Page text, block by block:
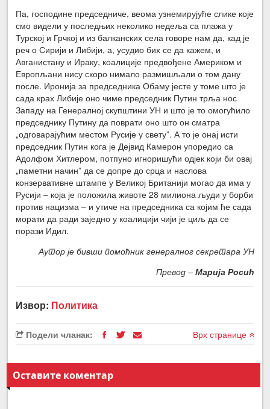
Па, господине председниче, веома узнемирујуће слике које
смо видели у последњих неколико недеља са плажа у
Турској и Грчкој и из балканских села говоре нам да, кад је
реч о Сирији и Либији, а, усудио бих се да кажем, и
Авганистану и Ираку, коалиције предвођене Америком и
Европљани нису скоро нимало размишљали о том дану
после. Иронија за председника Обаму јесте у томе што је
сада крах Либије оно чиме председник Путин трља нос
Западу на Генералној скупштини УН и што је то омогућило
председнику Путину да поврати оно што он сматра
„одговарајућим местом Русије у свету”. А то је онај исти
председник Путин кога је Дејвид Камерон упоредио са
Адолфом Хитлером, потпуно игноришући одјек који би овај
„паметни начин” да се допре до срца и наслова
конзервативне штампе у Великој Британији могао да има у
Русији – која је положила животе 28 милиона људи у борби
против нацизма – и утиче на председника са којим ће сада
морати да ради заједно у коалицији чији је циљ да се
порази Идил.
Аутор је бивши помоћник генералног секретара УН
Превод – Марија Росић
Извор: Политика
Подели чланак: Врх странице
Оставите коментар